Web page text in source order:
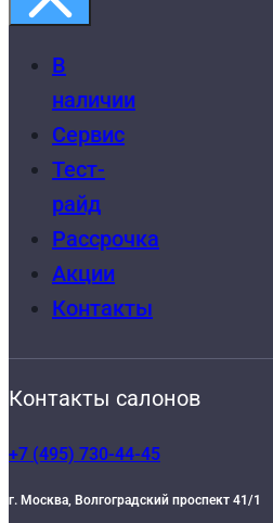
В
наличии
Сервис
Тест-
райд
Рассрочка
Акции
Контакты
Контакты салонов
+7 (495) 730-44-45
г. Москва, Волгоградский проспект 41/1